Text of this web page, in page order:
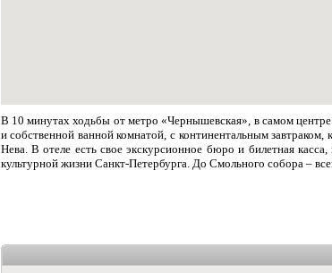
В 10 минутах ходьбы от метро «Чернышевская», в самом
и собственной ванной комнатой, с континентальным
Нева. В отеле есть свое экскурсионное бюро и билетная
культурной жизни Санкт-Петербурга. До Смольного собора –